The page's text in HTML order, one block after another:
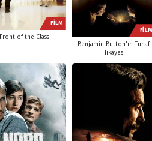
FİLM
Front of the Class
FİLM
Benjamin Button'ın Tuhaf
Hikayesi